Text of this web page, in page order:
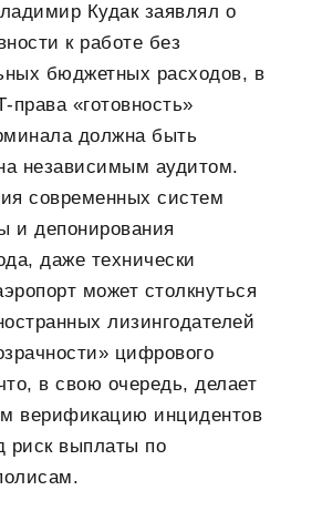
Кудак заявлял о
к работе без
бюджетных расходов, в
права «готовность»
должна быть
независимым аудитом.
современных систем
и депонирования
даже технически
может столкнуться
лизингодателей
цифрового
в свою очередь, делает
верификацию инцидентов
риск выплаты по